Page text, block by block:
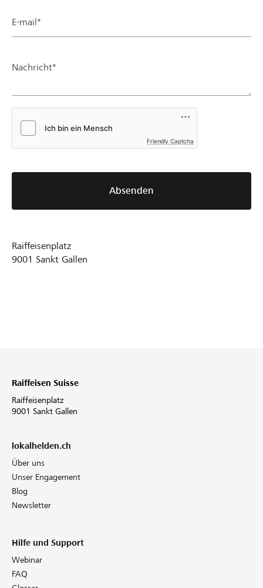
E-mail*
Nachricht*
Friendly Captcha
Absenden
Raiffeisenplatz
9001 Sankt Gallen
Raiffeisen Suisse
Raiffeisenplatz
9001 Sankt Gallen
lokalhelden.ch
Über uns
Unser Engagement
Blog
Newsletter
Hilfe und Support
Webinar
FAQ